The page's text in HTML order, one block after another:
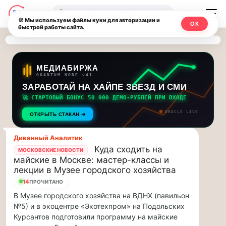
Последние
новости
и
обновления
потока:
Друзья,
приглашаем
на
музыкальную
прогулку
по
Москве
Чайковского!…
приглашаем
на
музыкальную
Москвичи.net
—
Главный
столичный
чат-
мессенджер,
новости
и
инсайды
Москвы
🔍
МЕДИАБИРЖА
QUANTUM NODE v41
ЗАРАБОТАЙ НА ХАЙПЕ ЗВЕЗД И СМИ
🚀 СТАРТОВЫЙ БОНУС 50 000 ДЕМО-РУБЛЕЙ ПРИ ВХОДЕ
ОТКРЫТЬ СТАКАН ➔ ORACLE LIVE
Диванный Аналитик
МОСКОВСКИЕ НОВОСТИ
Куда сходить на
майские в Москве: мастер-классы и
лекции в Музее городского хозяйства
14ПРОЧИТАНО
В Музее городского хозяйства на ВДНХ (павильон
№5) и в экоцентре «Экотехпром» на Подольских
Курсантов подготовили программу на майские
🍪 Мы используем файлы куки для авторизации и
быстрой работы сайта.
ОК